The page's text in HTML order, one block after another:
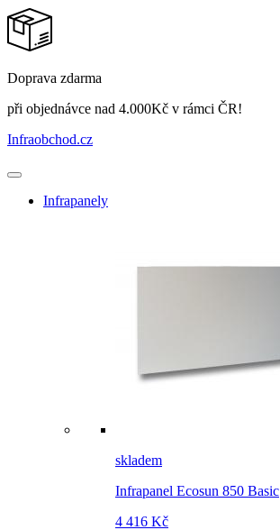
Doprava zdarma
při objednávce nad 4.000Kč v rámci ČR!
Infraobchod.cz
Infrapanely
skladem
Infrapanel Ecosun 850 Basic
4 416 Kč